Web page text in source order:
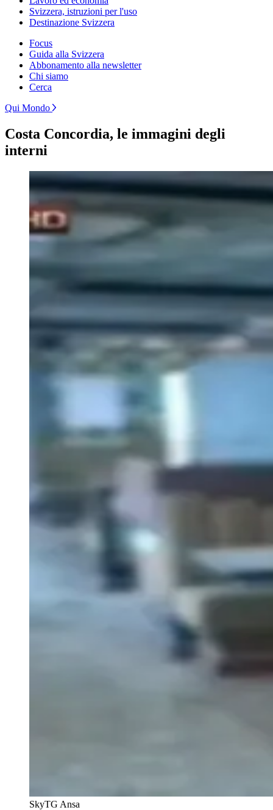
Svizzera, istruzioni per l'uso
Destinazione Svizzera
Focus
Guida alla Svizzera
Abbonamento alla newsletter
Chi siamo
Cerca
Qui Mondo
Costa Concordia, le immagini degli
interni
SkyTG Ansa